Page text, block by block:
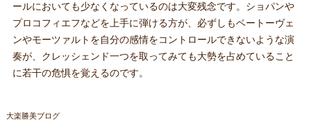
ールにおいても少なくなっているのは大変残念です。ショパンや
プロコフィエフなどを上手に弾ける方が、必ずしもベートーヴェ
ンやモーツァルトを自分の感情をコントロールできないような演
奏が、クレッシェンド一つを取ってみても大勢を占めていること
に若干の危惧を覚えるのです。
大楽勝美ブログ